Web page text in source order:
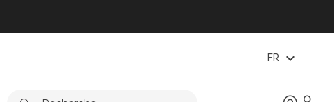
FR expand_more